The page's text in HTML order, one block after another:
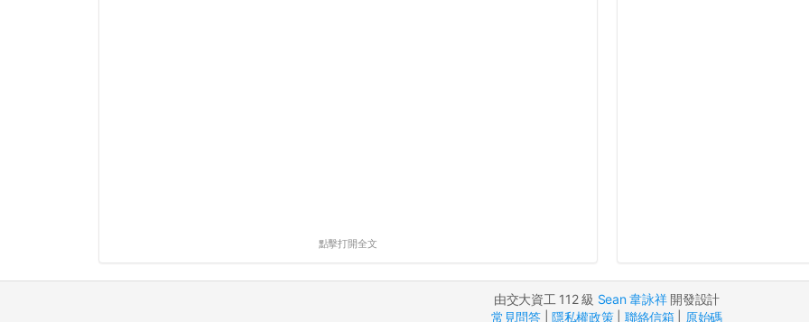
點擊打開全文
由交大資工 112 級 Sean 韋詠祥開發設計
常見問答|隱私權政策| 聯絡信箱| 原始碼